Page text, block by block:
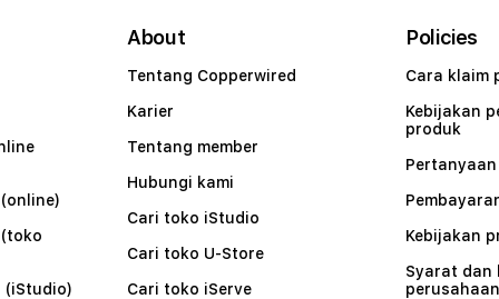
About
Tentang Copperwired
Karier
Tentang member
Hubungi kami
Cari toko iStudio
Cari toko U-Store
Cari toko iServe
Policies
Cara klaim
Kebijakan
produk
Pertanyaan
Kebijakan
Syarat dan
perusahaan